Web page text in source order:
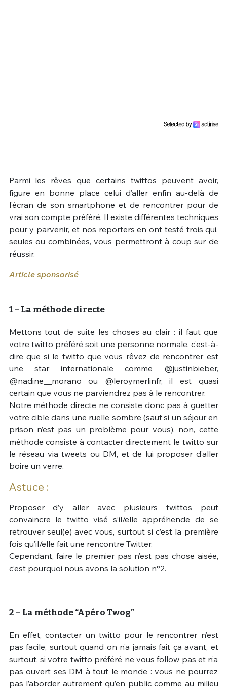
Parmi les rêves que certains twittos peuvent avoir,
figure en bonne place celui d’aller enfin au-delà de
l’écran de son smartphone et de rencontrer pour de
vrai son compte préféré. Il existe différentes techniques
pour y parvenir, et nos reporters en ont testé trois qui,
seules ou combinées, vous permettront à coup sur de
réussir.
Article sponsorisé
1 – La méthode directe
Mettons tout de suite les choses au clair : il faut que
votre twitto préféré soit une personne normale, c’est-à-
dire que si le twitto que vous rêvez de rencontrer est
une star internationale comme @justinbieber,
@nadine__morano ou @leroymerlinfr, il est quasi
certain que vous ne parviendrez pas à le rencontrer.
Notre méthode directe ne consiste donc pas à guetter
votre cible dans une ruelle sombre (sauf si un séjour en
prison n’est pas un problème pour vous), non, cette
méthode consiste à contacter directement le twitto sur
le réseau via tweets ou DM, et de lui proposer d’aller
boire un verre.
Astuce :
Proposer d’y aller avec plusieurs twittos peut
convaincre le twitto visé s’il/elle appréhende de se
retrouver seul(e) avec vous, surtout si c’est la première
fois qu’il/elle fait une rencontre Twitter.
Cependant, faire le premier pas n’est pas chose aisée,
c’est pourquoi nous avons la solution n°2.
2 – La méthode “Apéro Twog”
En effet, contacter un twitto pour le rencontrer n’est
pas facile, surtout quand on n’a jamais fait ça avant, et
surtout, si votre twitto préféré ne vous follow pas et n’a
pas ouvert ses DM à tout le monde : vous ne pourrez
pas l’aborder autrement qu’en public comme au milieu